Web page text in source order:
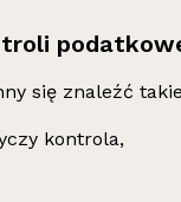
się znaleźć
kontrola,